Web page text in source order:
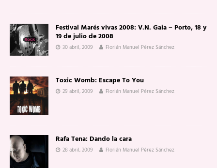
Festival Marés vivas 2008: V.N. Gaia – Porto, 18 y
19 de julio de 2008
30 abril, 2009 Florián Manuel Pérez Sánchez
Toxic Womb: Escape To You
29 abril, 2009 Florián Manuel Pérez Sánchez
Rafa Tena: Dando la cara
28 abril, 2009 Florián Manuel Pérez Sánchez